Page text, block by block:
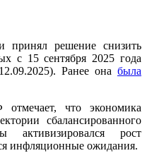
принял решение снизить
с 15 сентября 2025 года
Ранее она была
что экономика
сбалансированного
рост
инфляционные ожидания.